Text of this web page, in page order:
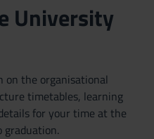
University
on the organisational
timetables, learning
for your time at the